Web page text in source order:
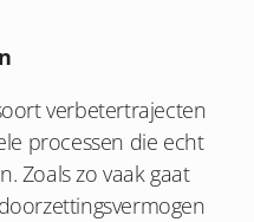
verbetertrajecten
processen die echt
Zoals zo vaak gaat